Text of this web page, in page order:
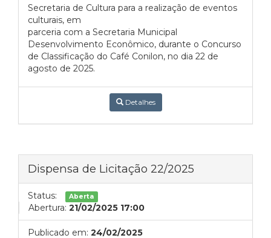
Secretaria de Cultura para a realização de eventos
culturais, em
parceria com a Secretaria Municipal
Desenvolvimento Econômico, durante o Concurso
de Classificação do Café Conilon, no dia 22 de
agosto de 2025.
Detalhes
Dispensa de Licitação 22/2025
Status: Aberta
Abertura: 21/02/2025 17:00
Publicado em: 24/02/2025